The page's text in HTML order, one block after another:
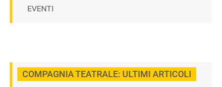
EVENTI
COMPAGNIA TEATRALE: ULTIMI ARTICOLI